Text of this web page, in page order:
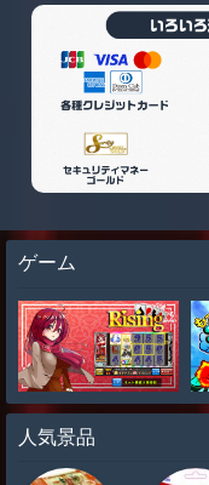
ゲーム
人気景品